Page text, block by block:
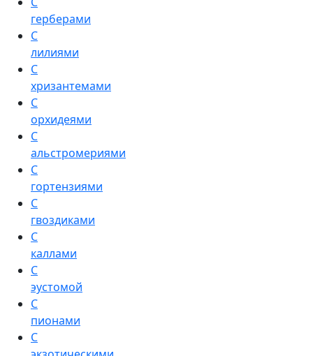
герберами
С
лилиями
С
хризантемами
С
орхидеями
С
альстромериями
С
гортензиями
С
гвоздиками
С
каллами
С
эустомой
С
пионами
С